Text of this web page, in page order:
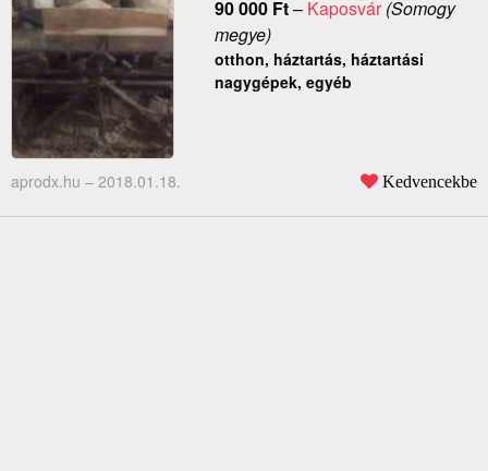
90 000 Ft– Kaposvár(Somogy
megye)
otthon, háztartás, háztartási
nagygépek, egyéb
aprodx.hu – 2018.01.18. Kedvencekbe